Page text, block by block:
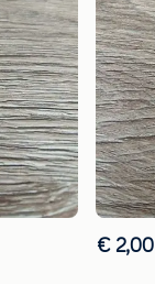
€ 2,00